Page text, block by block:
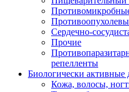
Сердечно-
Прочие
репелленты
Биологически активные
Кожа, волосы,